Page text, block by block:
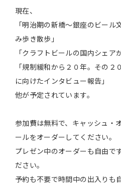
現在、
「明治期の新橋～銀座のビー
み歩き散歩」
「クラフトビールの国内シェ
「規制緩和から２０年。その
に向けたインタビュー報告」
他が予定されています。
参加費は無料で、キャッシュ・
ールをオーダーしてください。
プレゼン中のオーダーも自由で
ださい。
予約も不要で時間中の出入りも